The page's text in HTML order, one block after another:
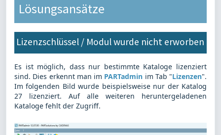
Lösungsansätze
Lizenzschlüssel / Modul wurde nicht erworben
Es ist möglich, dass nur bestimmte Kataloge lizenziert
sind. Dies erkennt man im PARTadmin im Tab "Lizenzen".
Im folgenden Bild wurde beispielsweise nur der Katalog
27 lizenziert. Auf alle weiteren heruntergeladenen
Kataloge fehlt der Zugriff.